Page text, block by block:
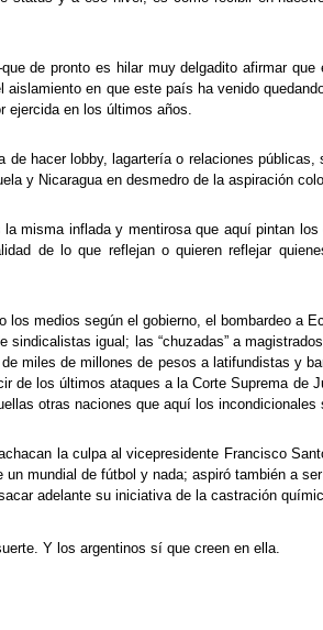
de pronto es hilar muy delgadito afirmar que
en que este país ha venido
en los últimos años.
de hacer lobby, lagartería o relaciones públicas,
y Nicaragua en desmedro de la aspiración
misma inflada y mentirosa que aquí pintan
de lo que reflejan o quieren reflejar
los medios según el gobierno, el bombardeo a
sindicalistas igual; las “chuzadas” a
miles de millones de pesos a latifundistas y
de los últimos ataques a la Corte Suprema de
otras naciones que aquí los incondicionales
la culpa al vicepresidente Francisco
mundial de fútbol y nada; aspiró también a
adelante su iniciativa de la castración
Y los argentinos sí que creen en ella.